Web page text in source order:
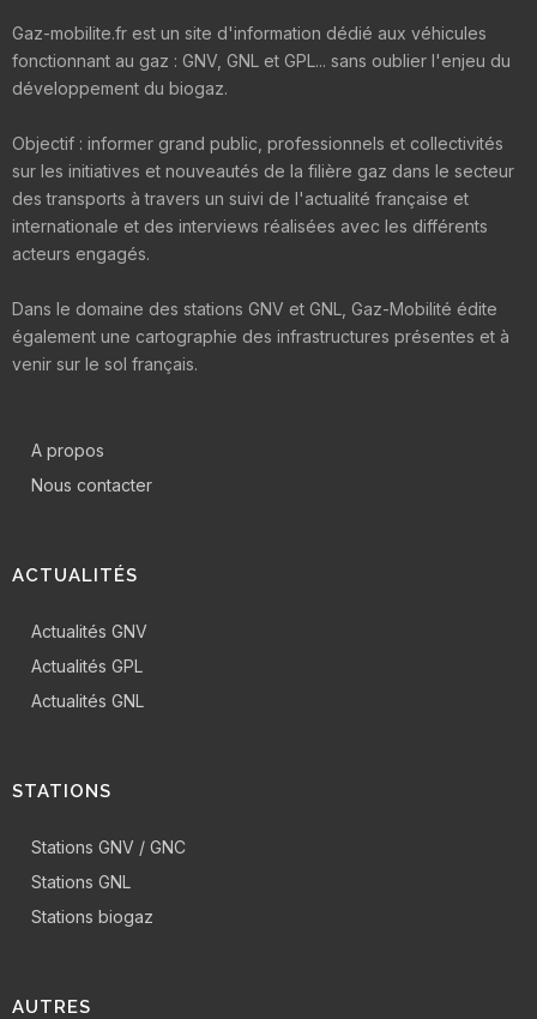
Gaz-mobilite.fr est un site d'information dédié aux véhicules
fonctionnant au gaz : GNV, GNL et GPL... sans oublier l'enjeu du
développement du biogaz.
Objectif : informer grand public, professionnels et collectivités
sur les initiatives et nouveautés de la filière gaz dans le secteur
des transports à travers un suivi de l'actualité française et
internationale et des interviews réalisées avec les différents
acteurs engagés.
Dans le domaine des stations GNV et GNL, Gaz-Mobilité édite
également une cartographie des infrastructures présentes et à
venir sur le sol français.
A propos
Nous contacter
ACTUALITÉS
Actualités GNV
Actualités GPL
Actualités GNL
STATIONS
Stations GNV / GNC
Stations GNL
Stations biogaz
AUTRES